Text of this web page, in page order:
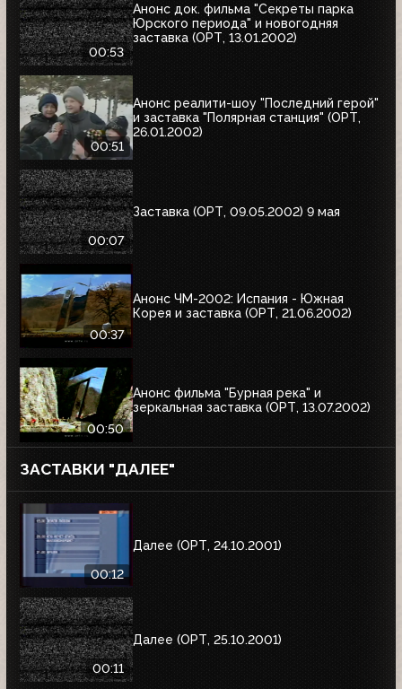
00:53
Анонс док. фильма "Секреты парка
Юрского периода" и новогодняя
заставка (ОРТ, 13.01.2002)
00:51
Анонс реалити-шоу "Последний герой"
и заставка "Полярная станция" (ОРТ,
26.01.2002)
00:07
Заставка (ОРТ, 09.05.2002) 9 мая
00:37
Анонс ЧМ-2002: Испания - Южная
Корея и заставка (ОРТ, 21.06.2002)
00:50
Анонс фильма "Бурная река" и
зеркальная заставка (ОРТ, 13.07.2002)
ЗАСТАВКИ "ДАЛЕЕ"
00:12
Далее (ОРТ, 24.10.2001)
00:11
Далее (ОРТ, 25.10.2001)